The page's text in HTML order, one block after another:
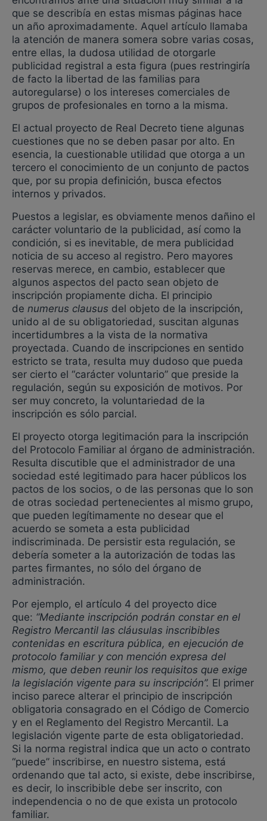
que se describía en estas mismas páginas hace
un año aproximadamente. Aquel artículo llamaba
la atención de manera somera sobre varias cosas,
entre ellas, la dudosa utilidad de otorgarle
publicidad registral a esta figura (pues restringiría
de facto la libertad de las familias para
autoregularse) o los intereses comerciales de
grupos de profesionales en torno a la misma.
El actual proyecto de Real Decreto tiene algunas
cuestiones que no se deben pasar por alto. En
esencia, la cuestionable utilidad que otorga a un
tercero el conocimiento de un conjunto de pactos
que, por su propia definición, busca efectos
internos y privados.
Puestos a legislar, es obviamente menos dañino el
carácter voluntario de la publicidad, así como la
condición, si es inevitable, de mera publicidad
noticia de su acceso al registro. Pero mayores
reservas merece, en cambio, establecer que
algunos aspectos del pacto sean objeto de
inscripción propiamente dicha. El principio
de numerus clausus del objeto de la inscripción,
unido al de su obligatoriedad, suscitan algunas
incertidumbres a la vista de la normativa
proyectada. Cuando de inscripciones en sentido
estricto se trata, resulta muy dudoso que pueda
ser cierto el “carácter voluntario” que preside la
regulación, según su exposición de motivos. Por
ser muy concreto, la voluntariedad de la
inscripción es sólo parcial.
El proyecto otorga legitimación para la inscripción
del Protocolo Familiar al órgano de administración.
Resulta discutible que el administrador de una
sociedad esté legitimado para hacer públicos los
pactos de los socios, o de las personas que lo son
de otras sociedad pertenecientes al mismo grupo,
que pueden legítimamente no desear que el
acuerdo se someta a esta publicidad
indiscriminada. De persistir esta regulación, se
debería someter a la autorización de todas las
partes firmantes, no sólo del órgano de
administración.
Por ejemplo, el artículo 4 del proyecto dice
que: “Mediante inscripción podrán constar en el
Registro Mercantil las cláusulas inscribibles
contenidas en escritura pública, en ejecución de
protocolo familiar y con mención expresa del
mismo, que deben reunir los requisitos que exige
la legislación vigente para su inscripción”. El primer
inciso parece alterar el principio de inscripción
obligatoria consagrado en el Código de Comercio
y en el Reglamento del Registro Mercantil. La
legislación vigente parte de esta obligatoriedad.
Si la norma registral indica que un acto o contrato
“puede” inscribirse, en nuestro sistema, está
ordenando que tal acto, si existe, debe inscribirse,
es decir, lo inscribible debe ser inscrito, con
independencia o no de que exista un protocolo
familiar.